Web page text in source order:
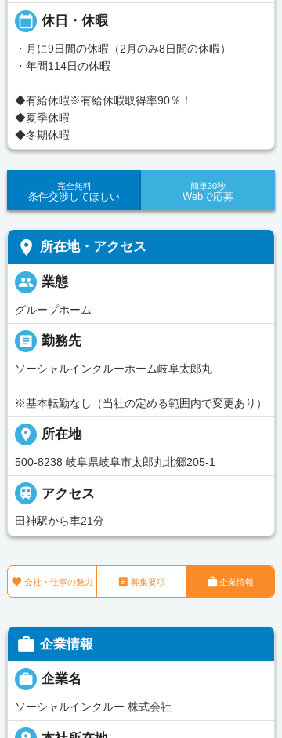
calendar_today 休日・休暇
・月に9日間の休暇（2月のみ8日間の休暇）
・年間114日の休暇
◆有給休暇※有給休暇取得率90％！
◆夏季休暇
◆冬期休暇
完全無料
条件交渉してほしい
簡単30秒
Webで応募
place 所在地・アクセス
people 業態
グループホーム
_pin
勤務先
ソーシャルインクルーホーム岐阜太郎丸
※基本転勤なし（当社の定める範囲内で変更あり）
place 所在地
500-8238 岐阜県岐阜市太郎丸北郷205-1
 アクセス
田神駅から車21分
 会社・仕事の魅力  募集要項 企業情報
 企業情報
 企業名
ソーシャルインクルー 株式会社